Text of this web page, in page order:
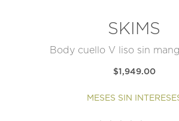
SKIMS
Body cuello V liso sin
$1,949.00
MESES SIN